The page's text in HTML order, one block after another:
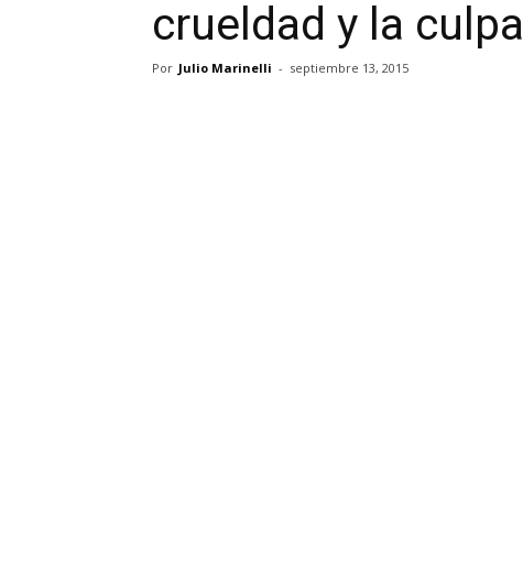
crueldad y la culpa
Por Julio Marinelli - septiembre 13, 2015